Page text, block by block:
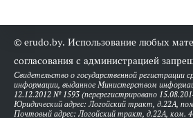
© erudo.by. Использование любых
согласования с администрацией
Свидетельство о государственной регистрации
информации, выданное Министерством
12.12.2012 № 1593 (перерегистрировано
Юридический адрес: Логойский тракт, д.22А,
Почтовый адрес: Логойский тракт, д.22А, ком.